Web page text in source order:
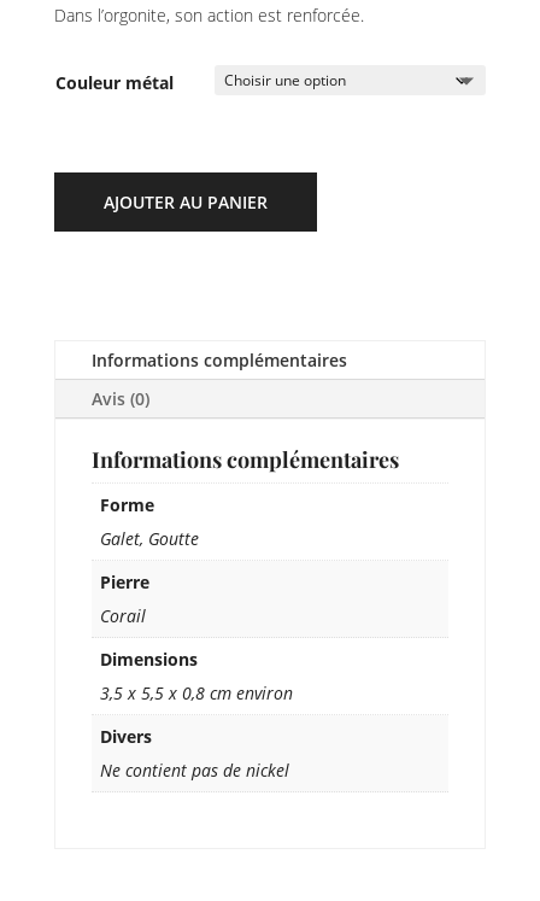
Dans l’orgonite, son action est renforcée.
Couleur métal
AJOUTER AU PANIER
Informations complémentaires
Avis (0)
Informations complémentaires
Forme
Galet, Goutte
Pierre
Corail
Dimensions
3,5 x 5,5 x 0,8 cm environ
Divers
Ne contient pas de nickel